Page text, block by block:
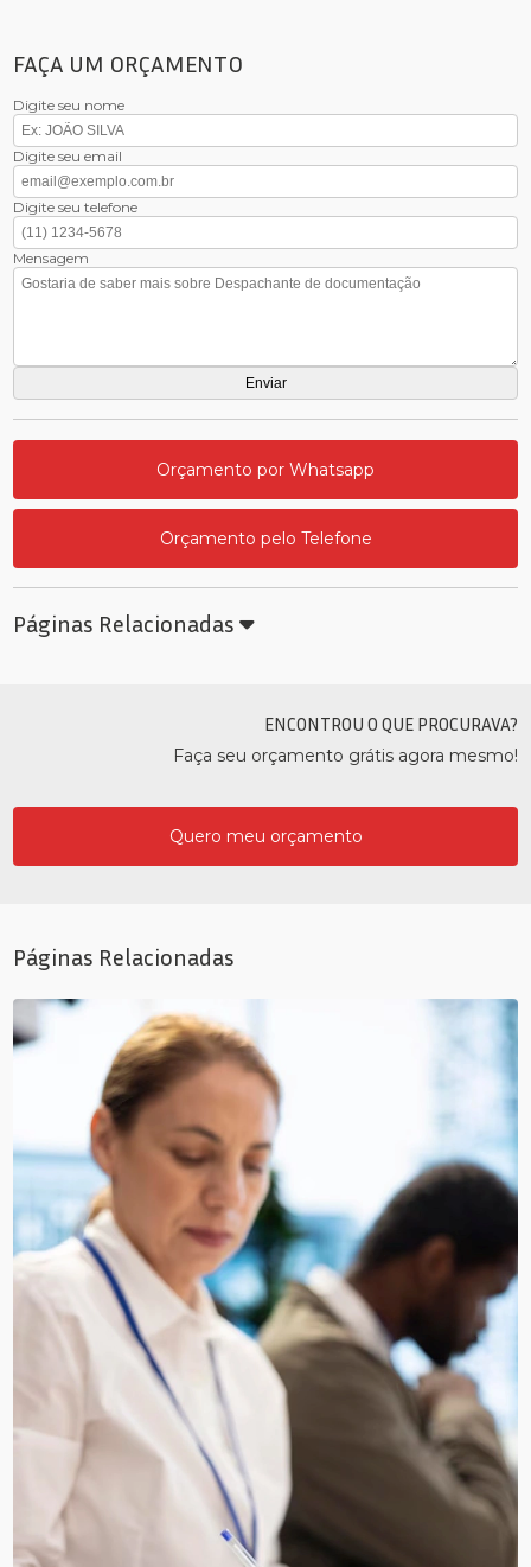
FAÇA UM ORÇAMENTO
Digite seu nome
Digite seu email
Digite seu telefone
Mensagem
Orçamento por Whatsapp
Orçamento pelo Telefone
Páginas Relacionadas
ENCONTROU O QUE PROCURAVA?
Faça seu orçamento grátis agora mesmo!
Quero meu orçamento
Páginas Relacionadas